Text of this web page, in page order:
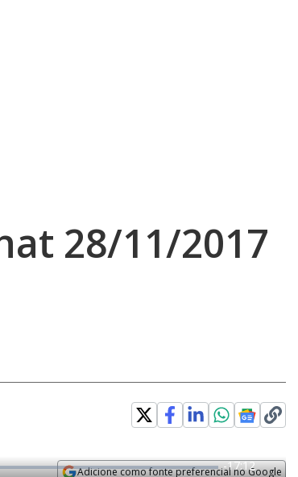
28/11/2017
Adicione como fonte preferencial no Google
R
-17:12